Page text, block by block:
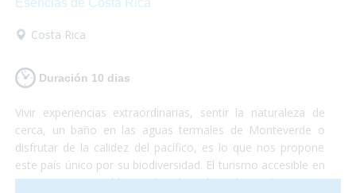
Esencias de Costa Rica
Costa Rica
Duración 10 dias
Vivir experiencias extraordinarias, sentir la naturaleza de
cerca, un baño en las aguas termales de Monteverde o
disfrutar de la calidez del pacífico, es lo que nos propone
este país único por su biodiversidad. El turismo accesible en
Costa Rica es posible, sus hoteles adaptados y el trasporte